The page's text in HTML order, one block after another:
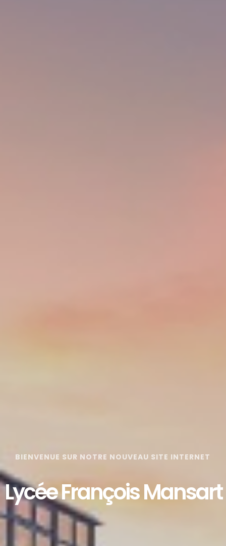
BIENVENUE SUR NOTRE NOUVEAU SITE INTERNET
Lycée François Mansart